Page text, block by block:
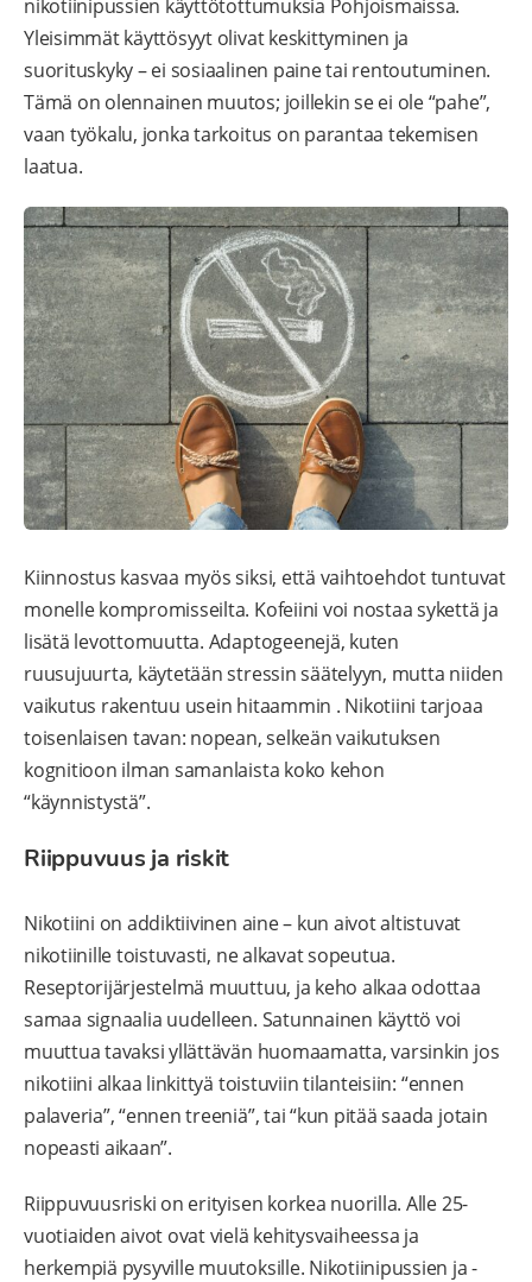
nikotiinipussien käyttötottumuksia Pohjoismaissa.
Yleisimmät käyttösyyt olivat keskittyminen ja
suorituskyky – ei sosiaalinen paine tai rentoutuminen.
Tämä on olennainen muutos; joillekin se ei ole “pahe”,
vaan työkalu, jonka tarkoitus on parantaa tekemisen
laatua.
Kiinnostus kasvaa myös siksi, että vaihtoehdot tuntuvat
monelle kompromisseilta. Kofeiini voi nostaa sykettä ja
lisätä levottomuutta. Adaptogeenejä, kuten
ruusujuurta, käytetään stressin säätelyyn, mutta niiden
vaikutus rakentuu usein hitaammin . Nikotiini tarjoaa
toisenlaisen tavan: nopean, selkeän vaikutuksen
kognitioon ilman samanlaista koko kehon
“käynnistystä”.
Riippuvuus ja riskit
Nikotiini on addiktiivinen aine – kun aivot altistuvat
nikotiinille toistuvasti, ne alkavat sopeutua.
Reseptorijärjestelmä muuttuu, ja keho alkaa odottaa
samaa signaalia uudelleen. Satunnainen käyttö voi
muuttua tavaksi yllättävän huomaamatta, varsinkin jos
nikotiini alkaa linkittyä toistuviin tilanteisiin: “ennen
palaveria”, “ennen treeniä”, tai “kun pitää saada jotain
nopeasti aikaan”.
Riippuvuusriski on erityisen korkea nuorilla. Alle 25-
vuotiaiden aivot ovat vielä kehitysvaiheessa ja
herkempiä pysyville muutoksille. Nikotiinipussien ja -